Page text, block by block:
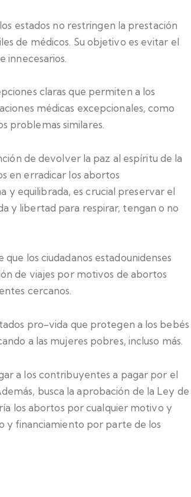
estados no restringen la prestación
de médicos. Su objetivo es evitar el
innecesarios.
claras que permiten a los
médicas excepcionales, como
problemas similares.
de devolver la paz al espíritu de la
en erradicar los abortos
y equilibrada, es crucial preservar el
y libertad para respirar, tengan o no
los ciudadanos estadounidenses
de viajes por motivos de abortos
cercanos.
pro-vida que protegen a los bebés
a las mujeres pobres, incluso más.
a los contribuyentes a pagar por el
busca la aprobación de la Ley de
los abortos por cualquier motivo y
y financiamiento por parte de los